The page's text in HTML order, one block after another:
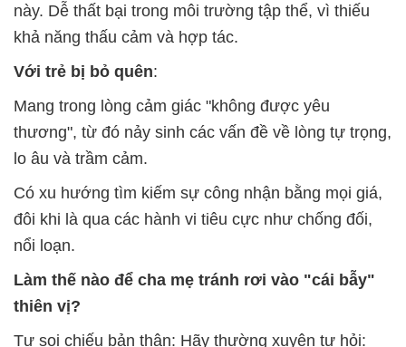
này. Dễ thất bại trong môi trường tập thể, vì thiếu
khả năng thấu cảm và hợp tác.
Với trẻ bị bỏ quên:
Mang trong lòng cảm giác "không được yêu
thương", từ đó nảy sinh các vấn đề về lòng tự trọng,
lo âu và trầm cảm.
Có xu hướng tìm kiếm sự công nhận bằng mọi giá,
đôi khi là qua các hành vi tiêu cực như chống đối,
nổi loạn.
Làm thế nào để cha mẹ tránh rơi vào "cái bẫy"
thiên vị?
Tự soi chiếu bản thân: Hãy thường xuyên tự hỏi: